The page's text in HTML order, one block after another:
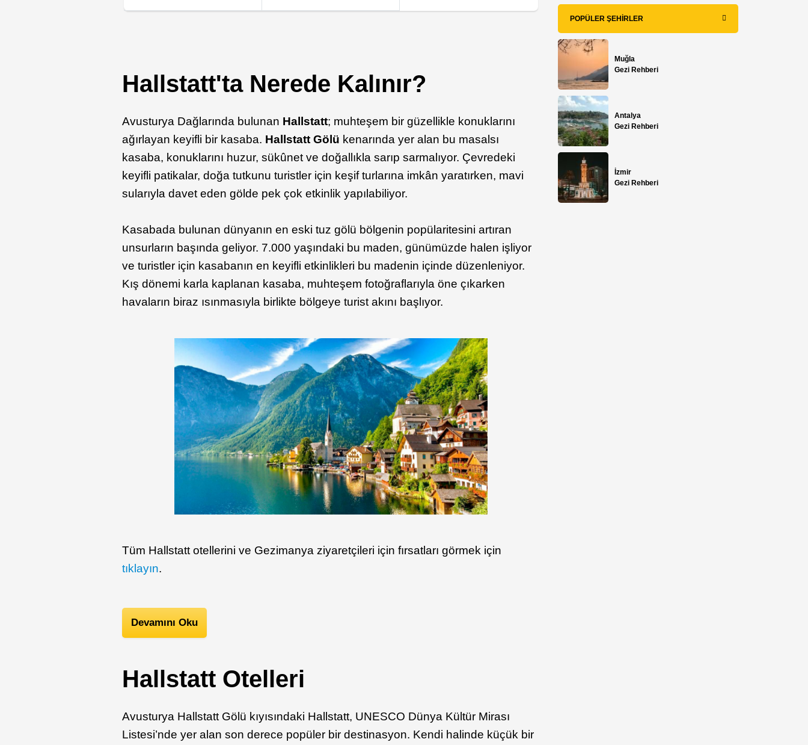
Hallstatt'ta Nerede Kalınır?
Avusturya Dağlarında bulunan Hallstatt; muhteşem bir güzellikle konuklarını
ağırlayan keyifli bir kasaba. Hallstatt Gölü kenarında yer alan bu masalsı
kasaba, konuklarını huzur, sükûnet ve doğallıkla sarıp sarmalıyor. Çevredeki
keyifli patikalar, doğa tutkunu turistler için keşif turlarına imkân yaratırken, mavi
sularıyla davet eden gölde pek çok etkinlik yapılabiliyor.
Kasabada bulunan dünyanın en eski tuz gölü bölgenin popülaritesini artıran
unsurların başında geliyor. 7.000 yaşındaki bu maden, günümüzde halen işliyor
ve turistler için kasabanın en keyifli etkinlikleri bu madenin içinde düzenleniyor.
Kış dönemi karla kaplanan kasaba, muhteşem fotoğraflarıyla öne çıkarken
havaların biraz ısınmasıyla birlikte bölgeye turist akını başlıyor.
Tüm Hallstatt otellerini ve Gezimanya ziyaretçileri için fırsatları görmek için
tıklayın.
Devamını Oku
Hallstatt Otelleri
Avusturya Hallstatt Gölü kıyısındaki Hallstatt, UNESCO Dünya Kültür Mirası
Listesi’nde yer alan son derece popüler bir destinasyon. Kendi halinde küçük bir
POPÜLER ŞEHIRLER
Muğla
Gezi Rehberi
Antalya
Gezi Rehberi
İzmir
Gezi Rehberi